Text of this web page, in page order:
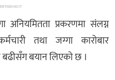
अनियमितता प्रकरणमा संलग्न
तथा जग्गा कारोबार
बयान लिएको छ ।